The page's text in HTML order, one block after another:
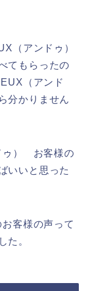
（アンドゥ）
てもらったの
（アンド
分かりません
ゥ） お客様の
いいと思った
客様の声って
た。